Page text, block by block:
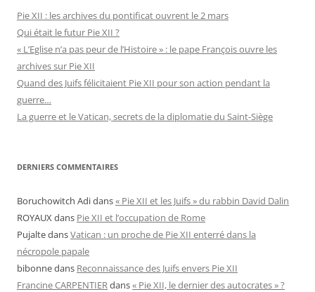
Pie XII : les archives du pontificat ouvrent le 2 mars
Qui était le futur Pie XII ?
« L’Eglise n’a pas peur de l’Histoire » : le pape François ouvre les
archives sur Pie XII
Quand des Juifs félicitaient Pie XII pour son action pendant la
guerre…
La guerre et le Vatican, secrets de la diplomatie du Saint-Siège
DERNIERS COMMENTAIRES
Boruchowitch Adidans« Pie XII et les Juifs » du rabbin David Dalin
ROYAUXdans Pie XII et l’occupation de Rome
PujaltedansVatican : un proche de Pie XII enterré dans la
nécropole papale
bibonnedans Reconnaissance des Juifs envers Pie XII
Francine CARPENTIERdans« Pie XII, le dernier des autocrates » ?